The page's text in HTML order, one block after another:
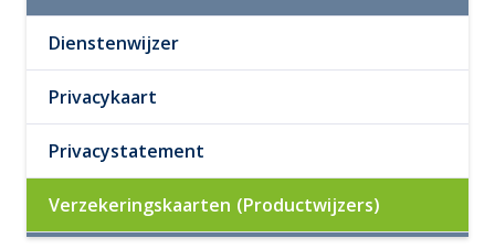
Dienstenwijzer
Privacykaart
Privacystatement
Verzekeringskaarten (Productwijzers)